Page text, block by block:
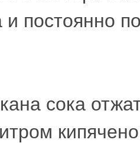
и постоянно
сока